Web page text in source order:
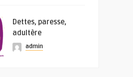
Dettes, paresse,
adultère
admin